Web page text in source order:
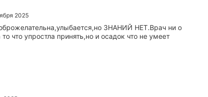
2025
ЗНАНИЙ НЕТ.Врач ни о
что упростла принять,но и осадок что не умеет